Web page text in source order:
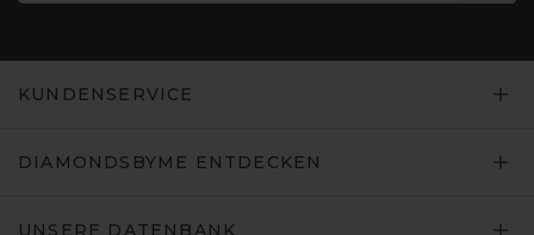
KUNDENSERVICE
DIAMONDSBYME ENTDECKEN
UNSERE DATENBANK